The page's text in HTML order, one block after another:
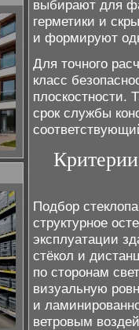
выбирают для
герметики и
и формируют
Для точного
класс
плоскостности.
срок службы
Подбор
структурное
эксплуатации
стёкол и
по сторонам
визуальную
и
ветровым